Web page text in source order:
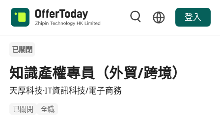
登入
已關閉
知識產權專員（外貿/跨境）
天厚科技·IT資訊科技/電子商務
已關閉 全職